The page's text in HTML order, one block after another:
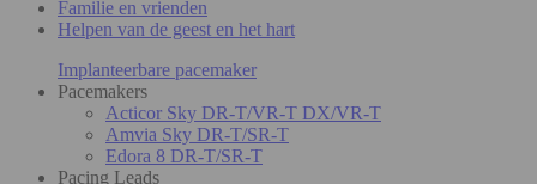
Familie en vrienden
Helpen van de geest en het hart
Implanteerbare pacemaker
Pacemakers
Acticor Sky DR-T/VR-T DX/VR-T
Amvia Sky DR-T/SR-T
Edora 8 DR-T/SR-T
Pacing Leads